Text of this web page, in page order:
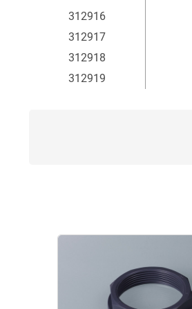
312916
312917
312918
312919